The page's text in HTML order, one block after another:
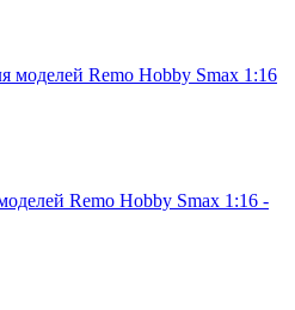
Remo Hobby Smax 1:16 -